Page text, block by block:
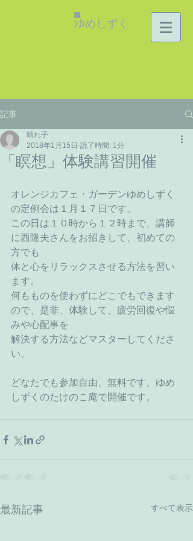
ゆめしずく
記事
「瞑想」体験講習開催
晴れ子
2018年1月15日 読了時間: 1分
オレンジカフェ・ガーデンゆめしずく
の定例会は１月１７日です。
この日は１０時から１２時まで、講師
に西隆夫さんをお招きして、初めての
方でも
体と心をリラックスさせる方法を習い
ます。
何もものを使わずにどこでもできます
ので、是非、体験して、疲労回復や悩
みや心配事を
解決する方法などマスターしてくださ
い。
どなたでも参加自由、無料です。ゆめ
しずくのたけのこ庵で開催です。
最新記事 すべて表示